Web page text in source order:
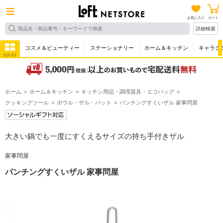
お気に入り カート
詳細検索
カテゴリ
コスメ＆ビューティー ステーショナリー ホーム＆キッチン キャラク
ホーム ホーム＆キッチン
キッチン用品・調理器具・エコバッグ
クッキングツール
ボウル・ザル・バット パンチングすくいザル 家事問屋
大きい鍋でも一度にすくえるサイズの持ち手付きザル
家事問屋
パンチングすくいザル 家事問屋